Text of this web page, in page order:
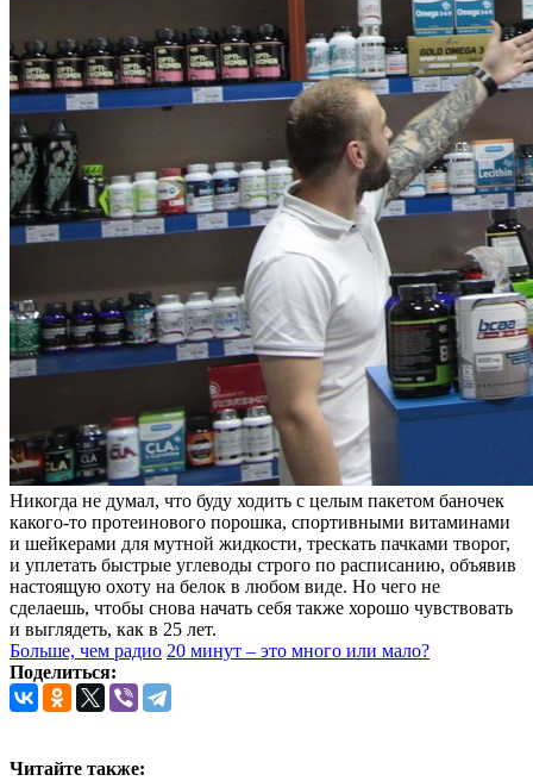
Никогда не думал, что буду ходить с целым пакетом баночек
какого-то протеинового порошка, спортивными витаминами
и шейкерами для мутной жидкости, трескать пачками творог,
и уплетать быстрые углеводы строго по расписанию, объявив
настоящую охоту на белок в любом виде. Но чего не
сделаешь, чтобы снова начать себя также хорошо чувствовать
и выглядеть, как в 25 лет.
Больше, чем радио 20 минут – это много или мало?
Поделиться:
Читайте также: